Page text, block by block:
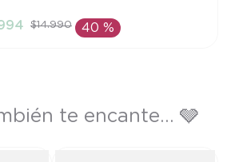
AL CARRITO
$14.990 40 %
te encante... 🩶